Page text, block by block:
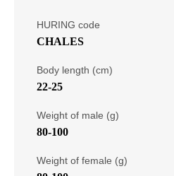
HURING code
CHALES
Body length (cm)
22-25
Weight of male (g)
80-100
Weight of female (g)